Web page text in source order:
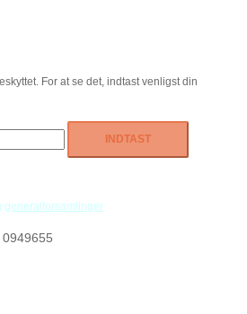
For at se det, indtast venligst din
generalforsamlinger